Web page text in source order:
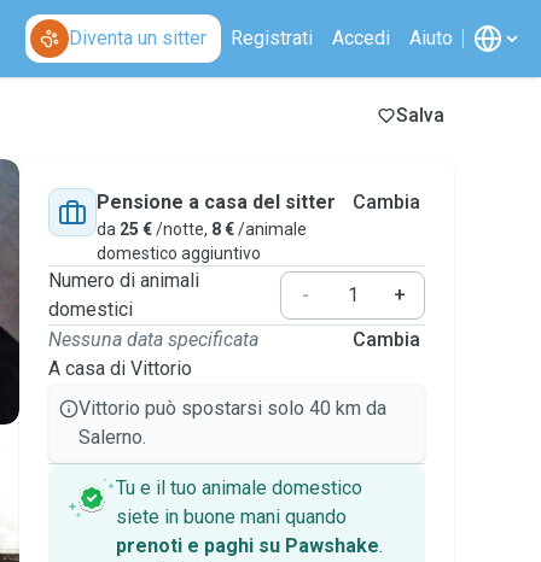
Diventa un sitter Registrati Accedi Aiuto
Salva
Pensione a casa del sitter
da 25 €/notte, 8 €/animale
domestico aggiuntivo
Cambia
Numero di animali
domestici
-
+
Nessuna data specificata
A casa di Vittorio
Cambia
Vittorio può spostarsi solo 40 km da
Salerno.
Tu e il tuo animale domestico
siete in buone mani quando
prenoti e paghi su Pawshake.